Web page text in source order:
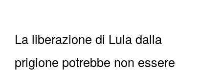
La liberazione di Lula dalla
prigione potrebbe non essere